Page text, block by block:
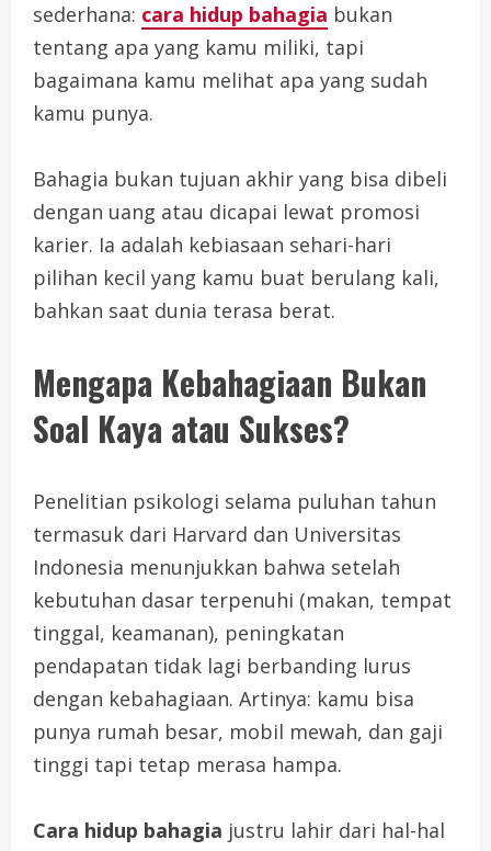
sederhana: cara hidup bahagia bukan
tentang apa yang kamu miliki, tapi
bagaimana kamu melihat apa yang sudah
kamu punya.
Bahagia bukan tujuan akhir yang bisa dibeli
dengan uang atau dicapai lewat promosi
karier. Ia adalah kebiasaan sehari-hari
pilihan kecil yang kamu buat berulang kali,
bahkan saat dunia terasa berat.
Mengapa Kebahagiaan Bukan
Soal Kaya atau Sukses?
Penelitian psikologi selama puluhan tahun
termasuk dari Harvard dan Universitas
Indonesia menunjukkan bahwa setelah
kebutuhan dasar terpenuhi (makan, tempat
tinggal, keamanan), peningkatan
pendapatan tidak lagi berbanding lurus
dengan kebahagiaan. Artinya: kamu bisa
punya rumah besar, mobil mewah, dan gaji
tinggi tapi tetap merasa hampa.
Cara hidup bahagia justru lahir dari hal-hal